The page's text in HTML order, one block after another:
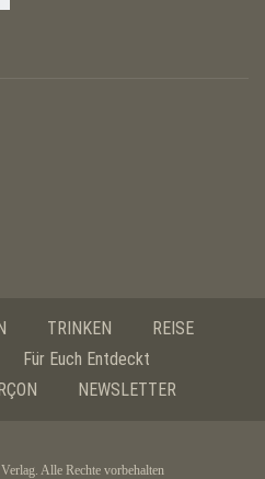
TRINKEN
REISE
Für Euch Entdeckt
NEWSLETTER
Alle Rechte vorbehalten